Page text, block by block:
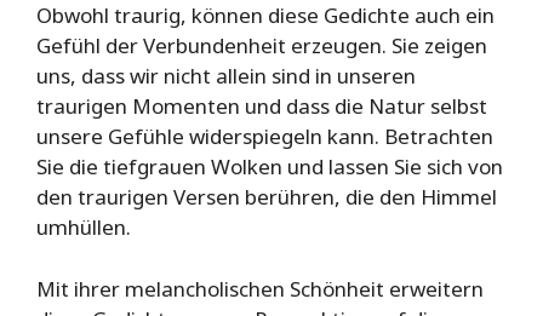
Obwohl traurig, können diese Gedichte auch ein
Gefühl der Verbundenheit erzeugen. Sie zeigen
uns, dass wir nicht allein sind in unseren
traurigen Momenten und dass die Natur selbst
unsere Gefühle widerspiegeln kann. Betrachten
Sie die tiefgrauen Wolken und lassen Sie sich von
den traurigen Versen berühren, die den Himmel
umhüllen.
Mit ihrer melancholischen Schönheit erweitern